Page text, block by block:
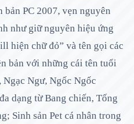
PC 2007, vẹn nguyên
như giữ nguyên hiệu ứng
hiện chữ đỏ” và tên gọi các
bản với những cái tên tuổi
Ngư, Ngốc Ngốc
dạng từ Bang chiến, Tống
Sinh sản Pet cá nhân trong